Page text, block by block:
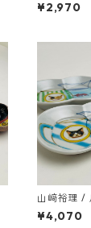
¥2,970
山﨑裕理 /
¥4,070